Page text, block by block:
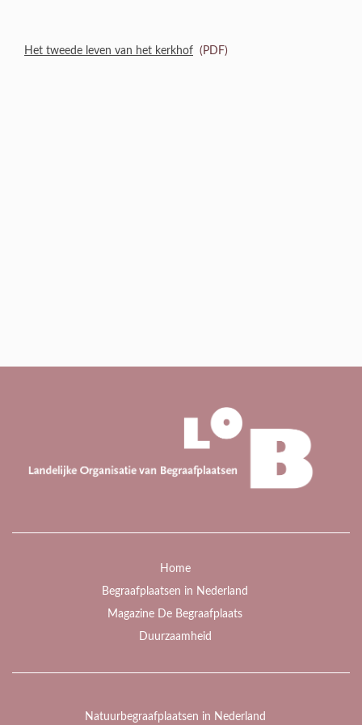
Het tweede leven van het kerkhof (PDF)
Home
Begraafplaatsen in Nederland
Magazine De Begraafplaats
Duurzaamheid
Natuurbegraafplaatsen in Nederland